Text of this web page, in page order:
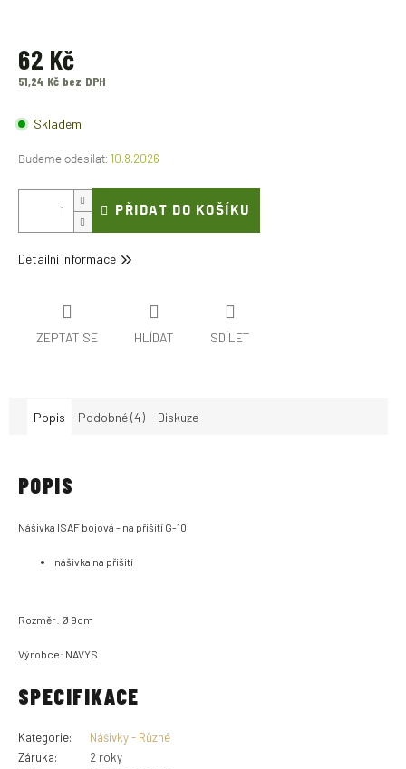
62 Kč
51,24 Kč bez DPH
cena:Skladem
10.8.2026
PŘIDAT DO KOŠÍKU
Detailní informace
ZEPTAT SE HLÍDAT SDÍLET
Popis Podobné (4) Diskuze
POPIS
Nášivka ISAF bojová - na přišití G-10
nášivka na přišití
Rozměr: Ø 9cm
Výrobce: NAVYS
SPECIFIKACE
Kategorie:
Nášivky - Různé
Záruka:
2 roky